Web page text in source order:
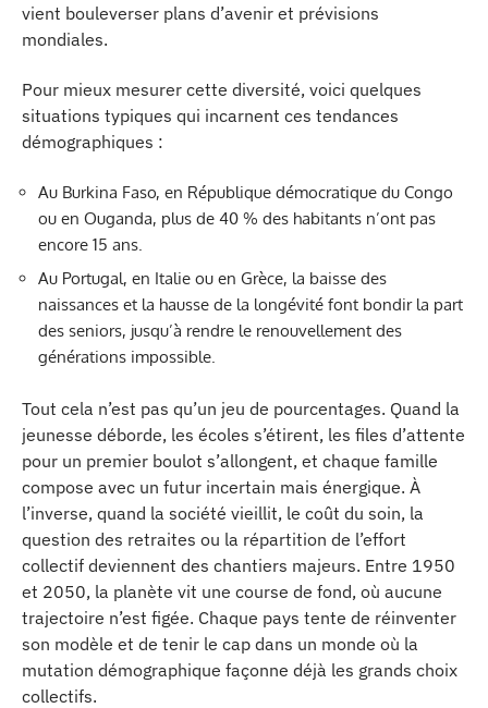
vient bouleverser plans d’avenir et prévisions
mondiales.
Pour mieux mesurer cette diversité, voici quelques
situations typiques qui incarnent ces tendances
démographiques :
Au Burkina Faso, en République démocratique du Congo
ou en Ouganda, plus de 40 % des habitants n’ont pas
encore 15 ans.
Au Portugal, en Italie ou en Grèce, la baisse des
naissances et la hausse de la longévité font bondir la part
des seniors, jusqu’à rendre le renouvellement des
générations impossible.
Tout cela n’est pas qu’un jeu de pourcentages. Quand la
jeunesse déborde, les écoles s’étirent, les files d’attente
pour un premier boulot s’allongent, et chaque famille
compose avec un futur incertain mais énergique. À
l’inverse, quand la société vieillit, le coût du soin, la
question des retraites ou la répartition de l’effort
collectif deviennent des chantiers majeurs. Entre 1950
et 2050, la planète vit une course de fond, où aucune
trajectoire n’est figée. Chaque pays tente de réinventer
son modèle et de tenir le cap dans un monde où la
mutation démographique façonne déjà les grands choix
collectifs.